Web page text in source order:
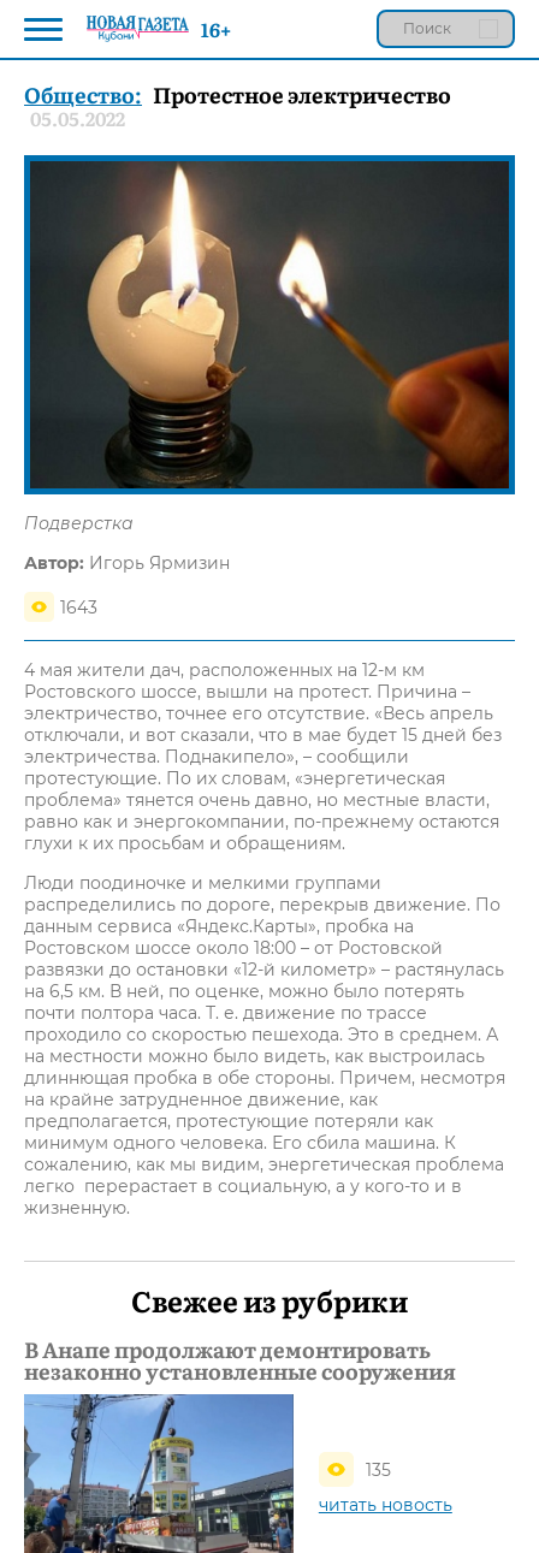
Общество: Протестное электричество
05.05.2022
Подверстка
Автор: Игорь Ярмизин
1643
4 мая жители дач, расположенных на 12-м км
Ростовского шоссе, вышли на протест. Причина –
электричество, точнее его отсутствие. «Весь апрель
отключали, и вот сказали, что в мае будет 15 дней без
электричества. Поднакипело», – сообщили
протестующие. По их словам, «энергетическая
проблема» тянется очень давно, но местные власти,
равно как и энергокомпании, по-прежнему остаются
глухи к их просьбам и обращениям.
Люди поодиночке и мелкими группами
распределились по дороге, перекрыв движение. По
данным сервиса «Яндекс.Карты», пробка на
Ростовском шоссе около 18:00 – от Ростовской
развязки до остановки «12-й километр» – растянулась
на 6,5 км. В ней, по оценке, можно было потерять
почти полтора часа. Т. е. движение по трассе
проходило со скоростью пешехода. Это в среднем. А
на местности можно было видеть, как выстроилась
длиннющая пробка в обе стороны. Причем, несмотря
на крайне затрудненное движение, как
предполагается, протестующие потеряли как
минимум одного человека. Его сбила машина. К
сожалению, как мы видим, энергетическая проблема
легко перерастает в социальную, а у кого-то и в
жизненную.
Свежее из рубрики
В Анапе продолжают демонтировать
незаконно установленные сооружения
135
читать новость
16+